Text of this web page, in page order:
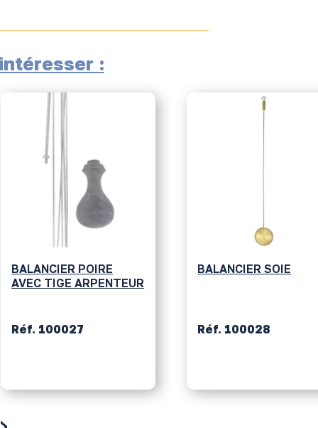
:
BALANCIER POIRE
AVEC TIGE ARPENTEUR
Réf. 100027
BALANCIER SOIE
Réf. 100028